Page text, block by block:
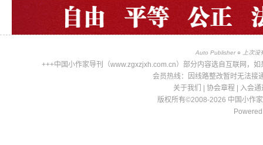
Auto Publisher ○ 上次
+++中国小作家导刊（www.zgxzjxh.com.cn）部分内容选自互联网，
会员热线：因线路整改暂时无法接
关于我们
协会章程
入会通
版权所有©2008-2026 中国小作